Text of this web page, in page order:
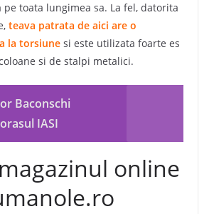
pe toata lungimea sa. La fel, datorita
teava patrata de aici are o
la torsiune si este utilizata foarte es
si de stalpi metalici.
Baconschi
IASI
online